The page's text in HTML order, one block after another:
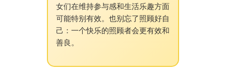
女们在维持参与感和生活乐趣方面
可能特别有效。也别忘了照顾好自
己：一个快乐的照顾者会更有效和
善良。